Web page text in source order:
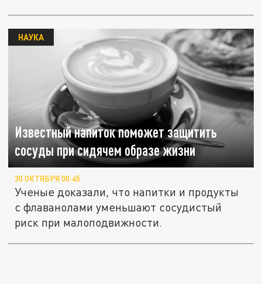
Известный напиток поможет защитить
сосуды при сидячем образе жизни
НАУКА
30 ОКТЯБРЯ 00:45
Ученые доказали, что напитки и продукты
с флаванолами уменьшают сосудистый
риск при малоподвижности.